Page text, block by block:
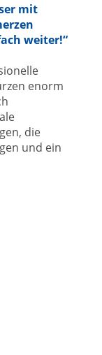
mit
weiter!“
enorm
die
und ein